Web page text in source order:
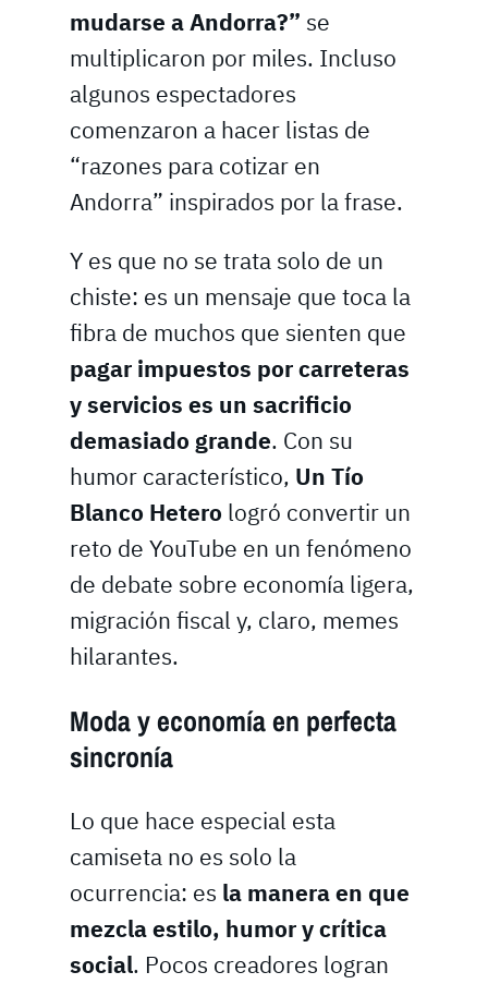
mudarse a Andorra?” se
multiplicaron por miles. Incluso
algunos espectadores
comenzaron a hacer listas de
“razones para cotizar en
Andorra” inspirados por la frase.
Y es que no se trata solo de un
chiste: es un mensaje que toca la
fibra de muchos que sienten que
pagar impuestos por carreteras
y servicios es un sacrificio
demasiado grande. Con su
humor característico, Un Tío
Blanco Hetero logró convertir un
reto de YouTube en un fenómeno
de debate sobre economía ligera,
migración fiscal y, claro, memes
hilarantes.
Moda y economía en perfecta
sincronía
Lo que hace especial esta
camiseta no es solo la
ocurrencia: es la manera en que
mezcla estilo, humor y crítica
social. Pocos creadores logran